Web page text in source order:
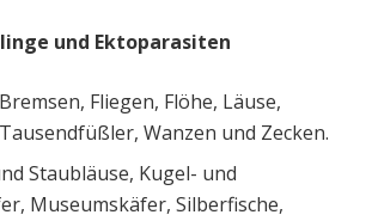
und Ektoparasiten
Fliegen, Flöhe, Läuse,
Wanzen und Zecken.
Staubläuse, Kugel- und
Museumskäfer, Silberfische,